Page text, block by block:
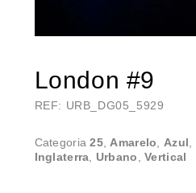
London #9
REF: URB_DG05_5929
Categoria25,Amarelo,Azul,
Inglaterra, Urbano,Vertical